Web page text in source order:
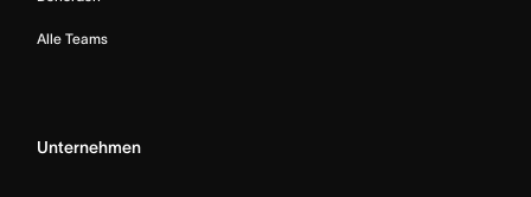
Alle Teams
Unternehmen